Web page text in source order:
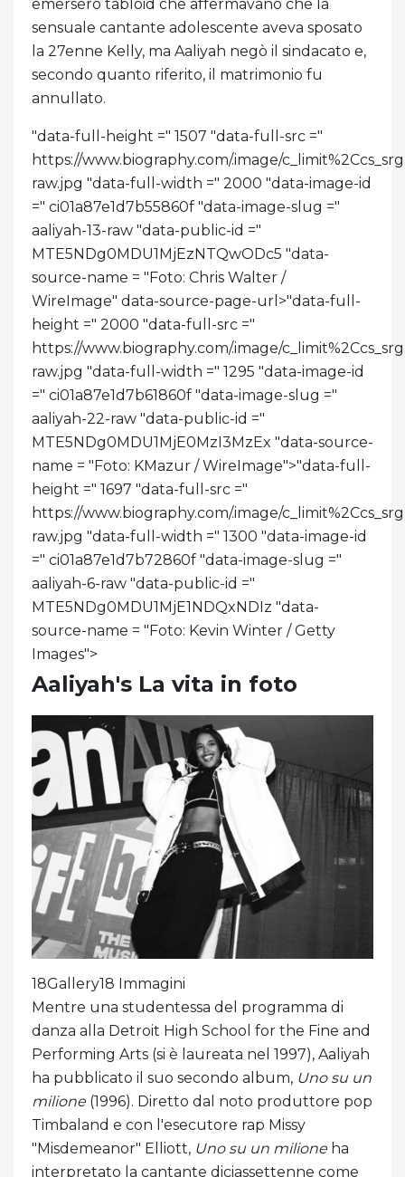
emersero tabloid che affermavano che la
sensuale cantante adolescente aveva sposato
la 27enne Kelly, ma Aaliyah negò il sindacato e,
secondo quanto riferito, il matrimonio fu
annullato.
"data-full-height =" 1507 "data-full-src ="
https://www.biography.com/.image/
raw.jpg "data-full-width =" 2000 "data-image-id
=" ci01a87e1d7b55860f "data-image-slug ="
aaliyah-13-raw "data-public-id ="
MTE5NDg0MDU1MjEzNTQwODc5 "data-
source-name = "Foto: Chris Walter /
WireImage" data-source-page-url>"data-full-
height =" 2000 "data-full-src ="
https://www.biography.com/.image/
raw.jpg "data-full-width =" 1295 "data-image-id
=" ci01a87e1d7b61860f "data-image-slug ="
aaliyah-22-raw "data-public-id ="
MTE5NDg0MDU1MjE0MzI3MzEx "data-source-
name = "Foto: KMazur / WireImage">"data-full-
height =" 1697 "data-full-src ="
https://www.biography.com/.image/
raw.jpg "data-full-width =" 1300 "data-image-id
=" ci01a87e1d7b72860f "data-image-slug ="
aaliyah-6-raw "data-public-id ="
MTE5NDg0MDU1MjE1NDQxNDIz "data-
source-name = "Foto: Kevin Winter / Getty
Images">
Aaliyah's La vita in foto
18Gallery18 Immagini
Mentre una studentessa del programma di
danza alla Detroit High School for the Fine and
Performing Arts (si è laureata nel 1997), Aaliyah
ha pubblicato il suo secondo album, Uno su un
milione (1996). Diretto dal noto produttore pop
Timbaland e con l'esecutore rap Missy
"Misdemeanor" Elliott, Uno su un milioneha
interpretato la cantante diciassettenne come